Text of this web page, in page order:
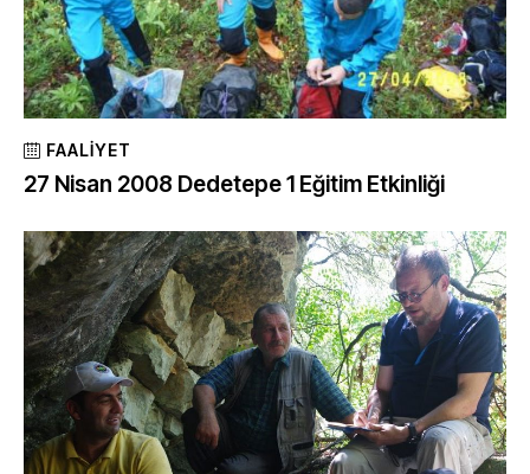
FAALIYET
27 Nisan 2008 Dedetepe 1 Eğitim Etkinliği